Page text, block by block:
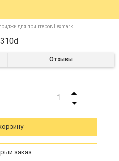
для принтеров Lexmark
Отзывы
1
заказ